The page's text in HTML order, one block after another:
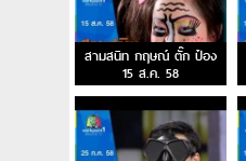
สามสนิท กฤษณ์ ตั๊ก ป๋อง
15 ส.ค. 58